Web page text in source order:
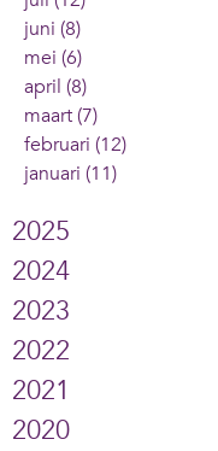
juni (8)
mei (6)
april (8)
maart (7)
februari (12)
januari (11)
2025
2024
2023
2022
2021
2020